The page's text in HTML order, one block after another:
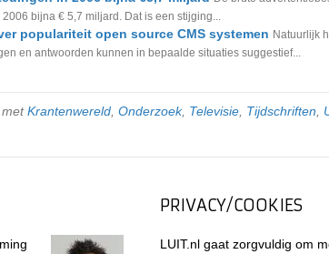
bijna € 5,7 miljard. Dat is een stijging...
populariteit open source CMS systemen Natuurlijk
en antwoorden kunnen in bepaalde situaties suggestief...
Krantenwereld Onderzoek, Televisie Tijdschriften
PRIVACY/COOKIES
LUIT.nl gaat zorgvuldig om